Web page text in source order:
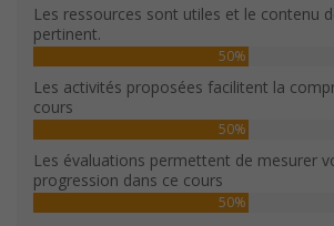
Les ressources sont utiles et le contenu
pertinent.
50%
Les activités proposées facilitent la
cours
50%
Les évaluations permettent de mesurer
progression dans ce cours
50%